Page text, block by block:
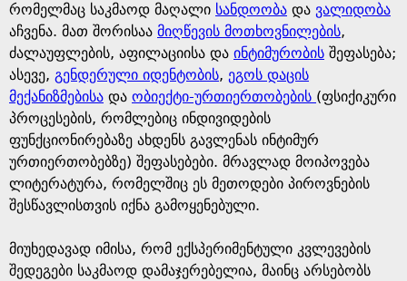
რომელმაც საკმაოდ მაღალი სანდოობა და ვალიდობა
აჩვენა. მათ შორისაა მიღწევის მოთხოვნილების,
ძალაუფლების, აფილაციისა და ინტიმურობის შეფასება;
ასევე, გენდერული იდენტობის, ეგოს დაცის
მექანიზმებისა და ობიექტი-ურთიერთობების (ფსიქიკური
პროცესების, რომლებიც ინდივიდების
ფუნქციონირებაზე ახდენს გავლენას ინტიმურ
ურთიერთობებზე) შეფასებები. მრავლად მოიპოვება
ლიტერატურა, რომელშიც ეს მეთოდები პიროვნების
შესწავლისთვის იქნა გამოყენებული.
მიუხედავად იმისა, რომ ექსპერიმენტული კვლევების
შედეგები საკმაოდ დამაჯერებელია, მაინც არსებობს